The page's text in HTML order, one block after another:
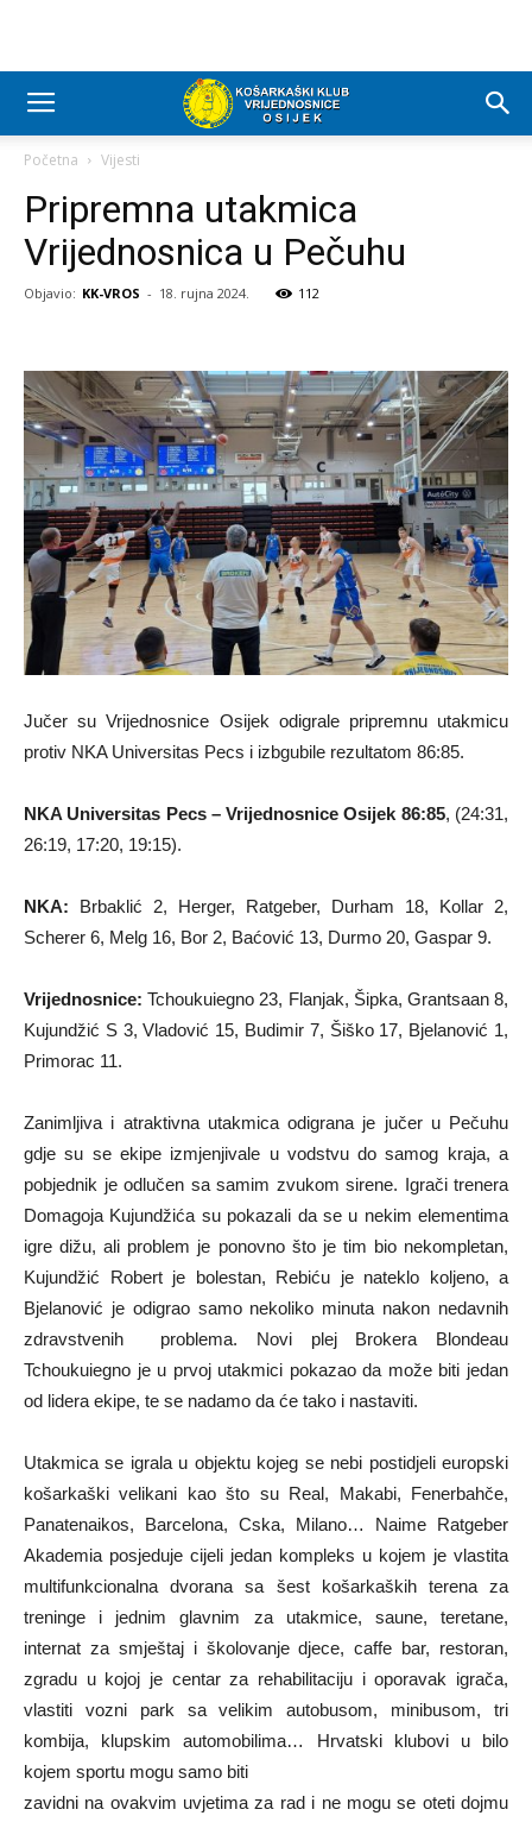
Početna Vijesti
Pripremna utakmica
Vrijednosnica u Pečuhu
Objavio: KK-VROS - 18. rujna 2024. 112
Jučer su Vrijednosnice Osijek odigrale pripremnu utakmicu
protiv NKA Universitas Pecs i izbgubile rezultatom 86:85.
NKA Universitas Pecs – Vrijednosnice Osijek 86:85, (24:31,
26:19, 17:20, 19:15).
NKA: Brbaklić 2, Herger, Ratgeber, Durham 18, Kollar 2,
Scherer 6, Melg 16, Bor 2, Baćović 13, Durmo 20, Gaspar 9.
Vrijednosnice: Tchoukuiegno 23, Flanjak, Šipka, Grantsaan 8,
Kujundžić S 3, Vladović 15, Budimir 7, Šiško 17, Bjelanović 1,
Primorac 11.
Zanimljiva i atraktivna utakmica odigrana je jučer u Pečuhu
gdje su se ekipe izmjenjivale u vodstvu do samog kraja, a
pobjednik je odlučen sa samim zvukom sirene. Igrači trenera
Domagoja Kujundžića su pokazali da se u nekim elementima
igre dižu, ali problem je ponovno što je tim bio nekompletan,
Kujundžić Robert je bolestan, Rebiću je nateklo koljeno, a
Bjelanović je odigrao samo nekoliko minuta nakon nedavnih
zdravstvenih problema. Novi plej Brokera Blondeau
Tchoukuiegno je u prvoj utakmici pokazao da može biti jedan
od lidera ekipe, te se nadamo da će tako i nastaviti.
Utakmica se igrala u objektu kojeg se nebi postidjeli europski
košarkaški velikani kao što su Real, Makabi, Fenerbahče,
Panatenaikos, Barcelona, Cska, Milano… Naime Ratgeber
Akademia posjeduje cijeli jedan kompleks u kojem je vlastita
multifunkcionalna dvorana sa šest košarkaških terena za
treninge i jednim glavnim za utakmice, saune, teretane,
internat za smještaj i školovanje djece, caffe bar, restoran,
zgradu u kojoj je centar za rehabilitaciju i oporavak igrača,
vlastiti vozni park sa velikim autobusom, minibusom, tri
kombija, klupskim automobilima… Hrvatski klubovi u bilo
kojem sportu mogu samo biti
zavidni na ovakvim uvjetima za rad i ne mogu se oteti dojmu